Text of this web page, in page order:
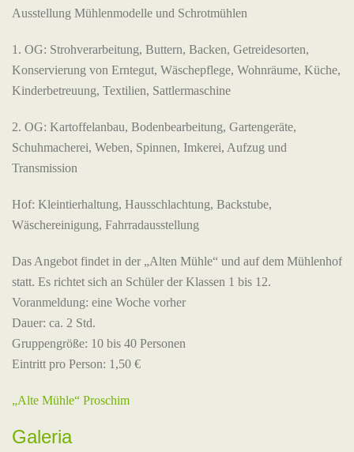
Ausstellung Mühlenmodelle und Schrotmühlen
1. OG: Strohverarbeitung, Buttern, Backen, Getreidesorten,
Konservierung von Erntegut, Wäschepflege, Wohnräume, Küche,
Kinderbetreuung, Textilien, Sattlermaschine
2. OG: Kartoffelanbau, Bodenbearbeitung, Gartengeräte,
Schuhmacherei, Weben, Spinnen, Imkerei, Aufzug und
Transmission
Hof: Kleintierhaltung, Hausschlachtung, Backstube,
Wäschereinigung, Fahrradausstellung
Das Angebot findet in der „Alten Mühle“ und auf dem Mühlenhof
statt. Es richtet sich an Schüler der Klassen 1 bis 12.
Voranmeldung: eine Woche vorher
Dauer: ca. 2 Std.
Gruppengröße: 10 bis 40 Personen
Eintritt pro Person: 1,50 €
„Alte Mühle“ Proschim
Galeria